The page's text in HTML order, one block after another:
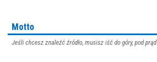
Motto
Jeśli chcesz znaleźć źródło, musisz iść do góry, pod prąd